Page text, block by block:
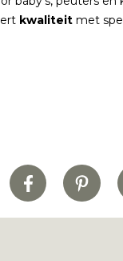
kwaliteit met